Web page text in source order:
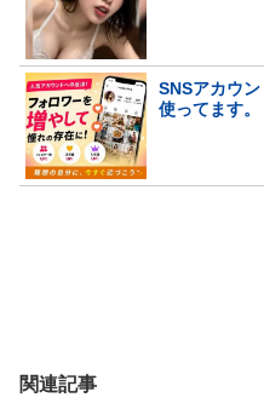
SNSアカウ
使ってます。
関連記事